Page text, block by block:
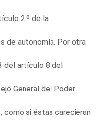
2.º de la
de autonomía. Por otra
del artículo 8 del
General del Poder
como si éstas carecieran